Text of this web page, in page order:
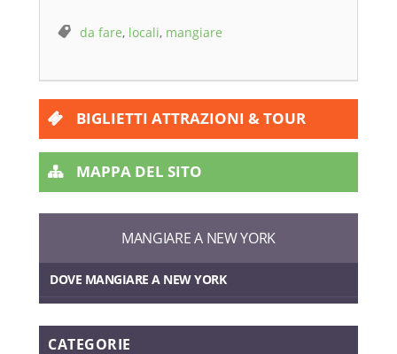
da fare, locali, mangiare
BIGLIETTI ATTRAZIONI & TOUR
MAPPA DEL SITO
MANGIARE A NEW YORK
DOVE MANGIARE A NEW YORK
CATEGORIE